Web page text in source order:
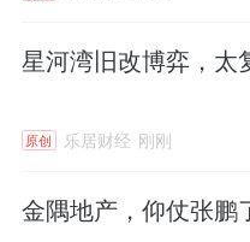
能力提升。
提升产业链国产替代
中国有了自己的“人工
星河湾旧改博弈，太
原创 乐居财经 刚刚
金隅地产，仰仗张鹏